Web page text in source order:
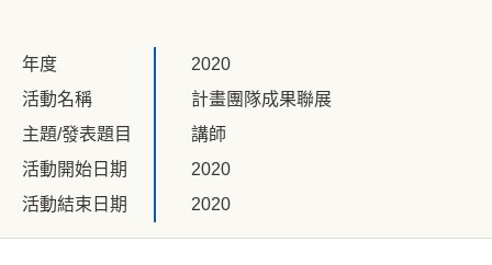
年度
2020
活動名稱
計畫團隊成果聯展
主題/發表題目
講師
活動開始日期
2020
活動結束日期
2020